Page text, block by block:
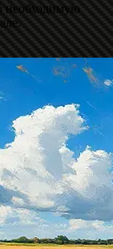
необходимую